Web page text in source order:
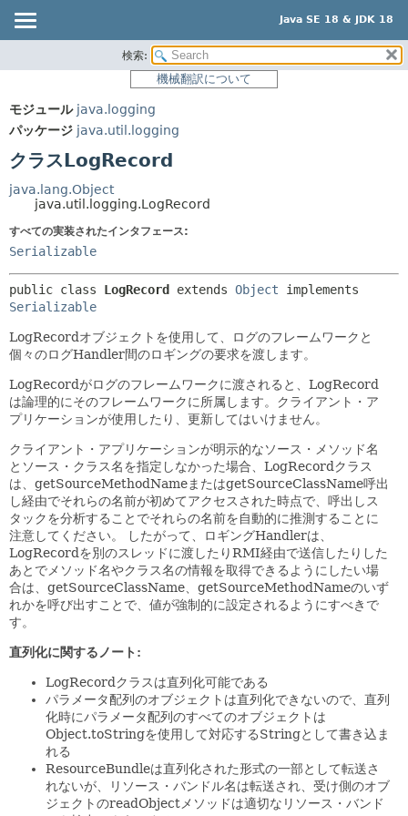
Java SE 18 & JDK 18
パッケージ
使用
ツリー
プレビュー
新規
非推奨
索引
ヘルプ
サマリー:
ネスト済
メソッド
検索:
機械翻訳について
モジュール java.logging
パッケージ java.util.logging
クラスLogRecord
java.lang.Object
java.util.logging.LogRecord
すべての実装されたインタフェース:
Serializable
public class LogRecord extends Object
Serializable
LogRecordオブジェクトを使用して、ログのフレームワークと
個々のログHandler間のロギングの要求を渡します。
LogRecordがログのフレームワークに渡されると、LogRecord
は論理的にそのフレームワークに所属します。クライアント・ア
プリケーションが使用したり、更新してはいけません。
クライアント・アプリケーションが明示的なソース・メソッド名
とソース・クラス名を指定しなかった場合、LogRecordクラス
は、getSourceMethodNameまたはgetSourceClassName呼出
し経由でそれらの名前が初めてアクセスされた時点で、呼出しス
タックを分析することでそれらの名前を自動的に推測することに
注意してください。
したがって、ロギングHandlerは、
LogRecordを別のスレッドに渡したりRMI経由で送信したりした
あとでメソッド名やクラス名の情報を取得できるようにしたい場
合は、getSourceClassName、getSourceMethodNameのいず
れかを呼び出すことで、値が強制的に設定されるようにすべきで
す。
直列化に関するノート:
LogRecordクラスは直列化可能である
パラメータ配列のオブジェクトは直列化できないので、直列
化時にパラメータ配列のすべてのオブジェクトは
Object.toStringを使用して対応するStringとして書き込ま
れる
ResourceBundleは直列化された形式の一部として転送さ
れないが、リソース・バンドル名は転送され、受け側のオブ
ジェクトのreadObjectメソッドは適切なリソース・バンド